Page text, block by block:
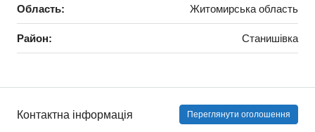
Область: Житомирська область
Район: Станишівка
Контактна інформація Переглянути оголошення